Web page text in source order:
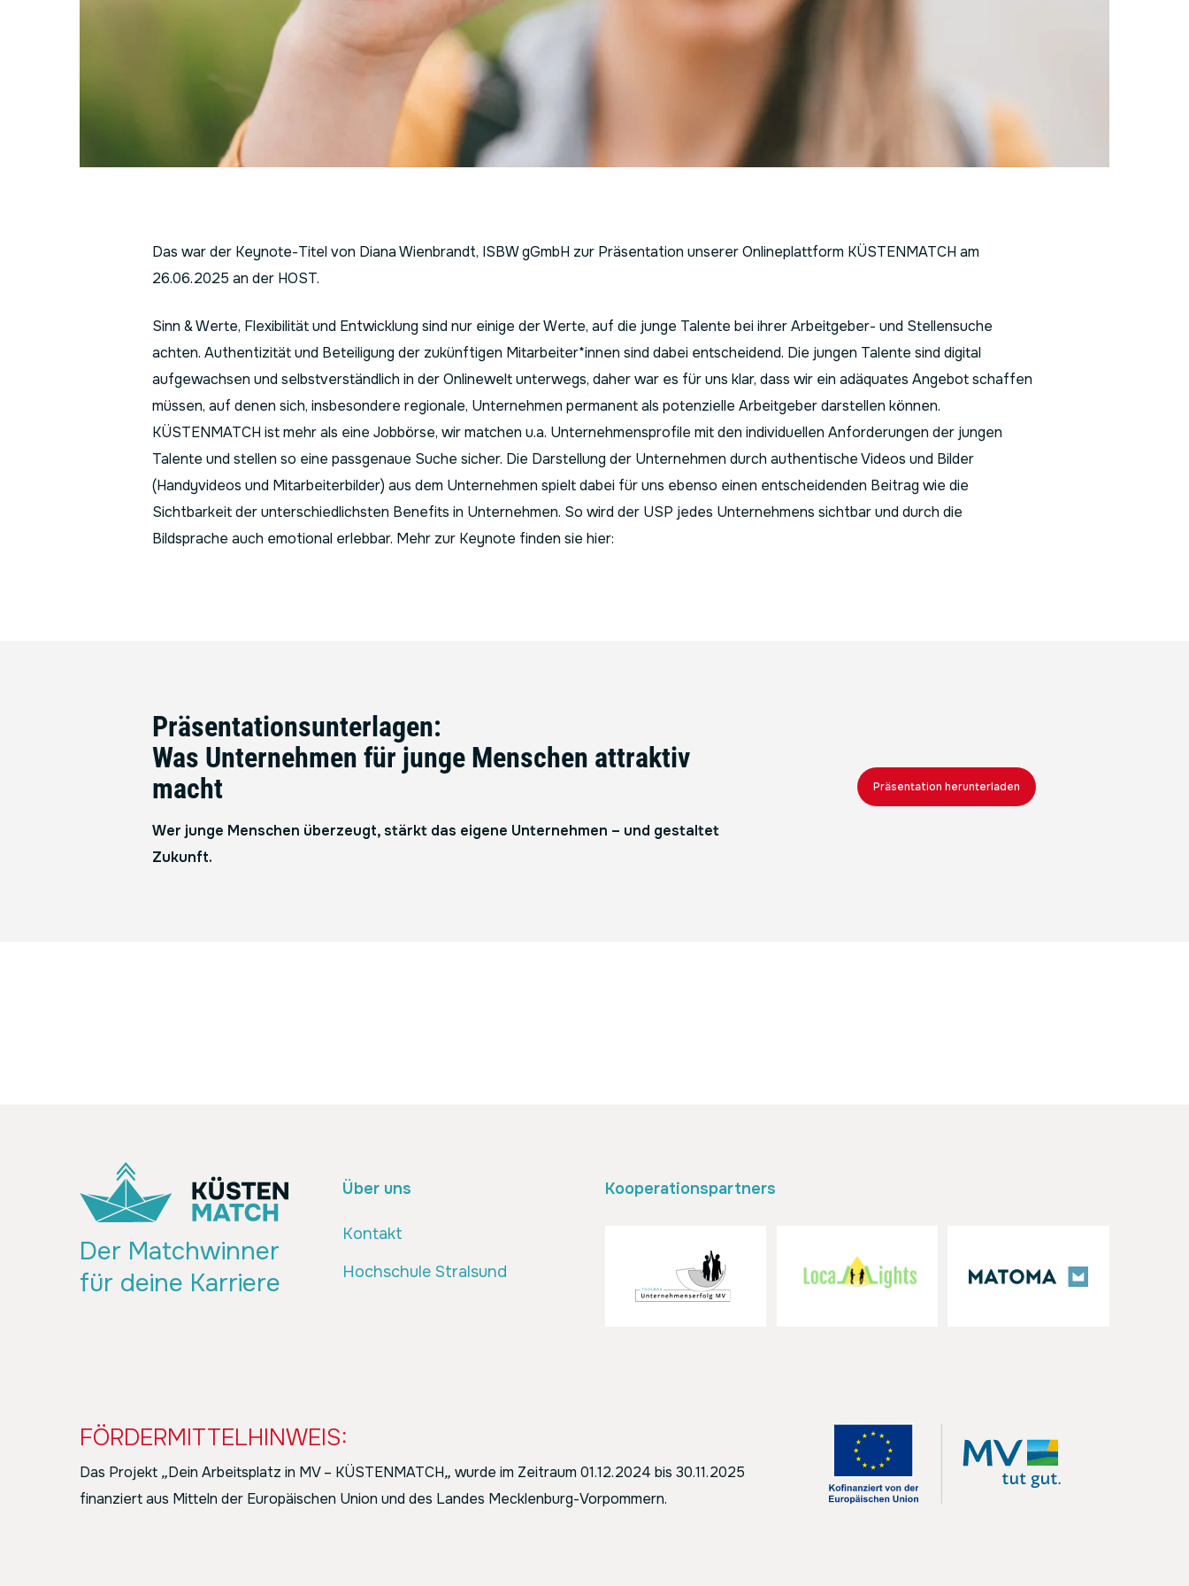
Das war der Keynote-Titel von Diana Wienbrandt, ISBW gGmbH zur Präsentation unserer Onlineplattform KÜSTENMATCH am
26.06.2025 an der HOST.
Sinn & Werte, Flexibilität und Entwicklung sind nur einige der Werte, auf die junge Talente bei ihrer Arbeitgeber- und Stellensuche
achten. Authentizität und Beteiligung der zukünftigen Mitarbeiter*innen sind dabei entscheidend. Die jungen Talente sind digital
aufgewachsen und selbstverständlich in der Onlinewelt unterwegs, daher war es für uns klar, dass wir ein adäquates Angebot schaffen
müssen, auf denen sich, insbesondere regionale, Unternehmen permanent als potenzielle Arbeitgeber darstellen können.
KÜSTENMATCH ist mehr als eine Jobbörse, wir matchen u.a. Unternehmensprofile mit den individuellen Anforderungen der jungen
Talente und stellen so eine passgenaue Suche sicher. Die Darstellung der Unternehmen durch authentische Videos und Bilder
(Handyvideos und Mitarbeiterbilder) aus dem Unternehmen spielt dabei für uns ebenso einen entscheidenden Beitrag wie die
Sichtbarkeit der unterschiedlichsten Benefits in Unternehmen. So wird der USP jedes Unternehmens sichtbar und durch die
Bildsprache auch emotional erlebbar. Mehr zur Keynote finden sie hier:
Präsentationsunterlagen:
Was Unternehmen für junge Menschen attraktiv
macht
Wer junge Menschen überzeugt, stärkt das eigene Unternehmen – und gestaltet
Zukunft.
Präsentation herunterladen
Der Matchwinner
für deine Karriere
Über uns
Kontakt
Hochschule Stralsund
Kooperationspartners
FÖRDERMITTELHINWEIS:
Das Projekt „Dein Arbeitsplatz in MV – KÜSTENMATCH„ wurde im Zeitraum 01.12.2024 bis 30.11.2025
finanziert aus Mitteln der Europäischen Union und des Landes Mecklenburg-Vorpommern.